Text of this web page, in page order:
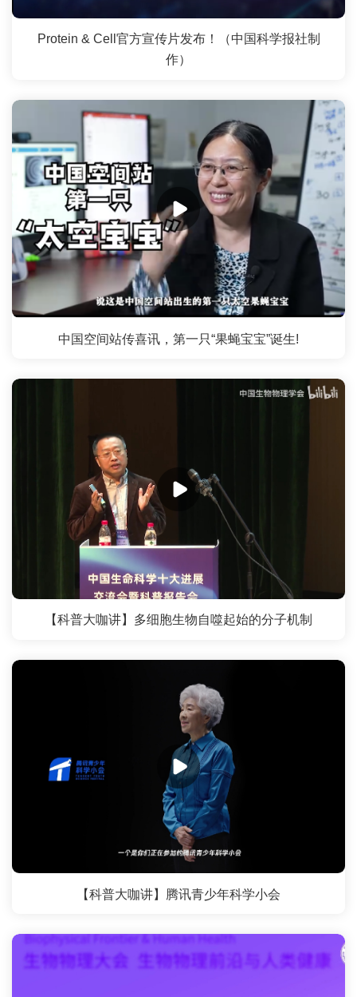
Protein & Cell官方宣传片发布！（中国科学报社制
作）
中国空间站传喜讯，第一只“果蝇宝宝”诞生!
【科普大咖讲】多细胞生物自噬起始的分子机制
【科普大咖讲】腾讯青少年科学小会